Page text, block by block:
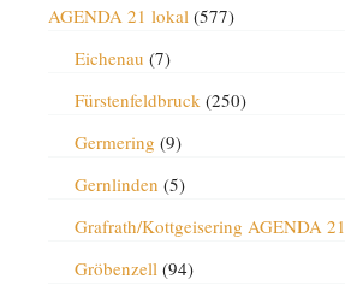
AGENDA 21 lokal(577)
Eichenau (7)
Fürstenfeldbruck(250)
Germering (9)
Gernlinden (5)
Grafrath/Kottgeisering AGENDA 21
Gröbenzell(94)